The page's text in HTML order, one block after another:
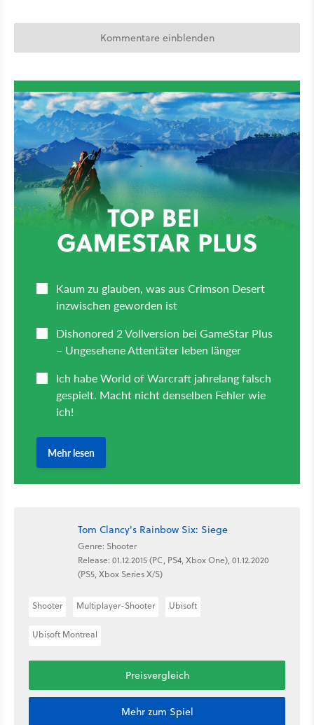
Kommentare einblenden
Tom Clancy's Rainbow Six: Siege
Genre: Shooter
Release: 01.12.2015 (PC, PS4, Xbox One), 01.12.2020
(PS5, Xbox Series X/S)
Shooter Multiplayer-Shooter Ubisoft
Ubisoft Montreal
Preisvergleich
Mehr zum Spiel